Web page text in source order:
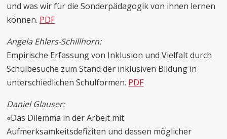
und was wir für die Sonderpädagogik von ihnen lernen
können. PDF
Angela Ehlers-Schillhorn:
Empirische Erfassung von Inklusion und Vielfalt durch
Schulbesuche zum Stand der inklusiven Bildung in
unterschiedlichen Schulformen. PDF
Daniel Glauser:
«Das Dilemma in der Arbeit mit
Aufmerksamkeitsdefiziten und dessen möglicher